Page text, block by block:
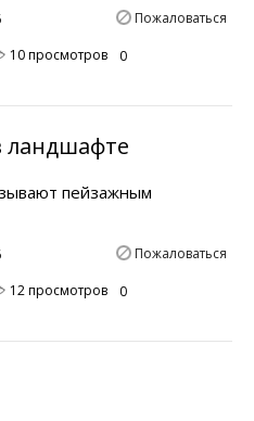
Пожаловаться
10 просмотров 0
ландшафте
пейзажным
Пожаловаться
12 просмотров 0